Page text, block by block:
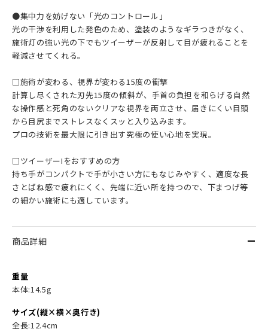
●集中力を妨げない「光のコントロール」
光の干渉を利用した発色のため、塗装のようなギラつきがなく、
施術灯の強い光の下でもツイーザーが反射して目が疲れることを
軽減させてくれる。
□施術が変わる、視界が変わる15度の衝撃
計算し尽くされた刃先15度の傾斜が、手首の負担を和らげる自然
な操作感と死角のないクリアな視界を両立させ、届きにくい目頭
から目尻までストレスなくスッと入り込みます。
プロの技術を最大限に引き出す究極の使い心地を実現。
□ツイーザーIをおすすめの方
持ち手がコンパクトで手が小さい方にもなじみやすく、適度な長
さとばね感で疲れにくく、先端に近い所を持つので、下まつげ等
の細かい施術にも適しています。
商品詳細
重量
本体:14.5g
サイズ(縦×横×奥行き)
全長:12.4cm